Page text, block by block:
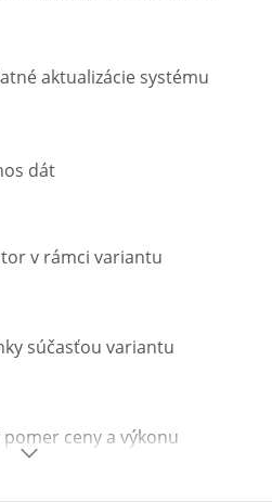
aktualizácie systému
dát
v rámci variantu
súčasťou variantu
ceny a výkonu